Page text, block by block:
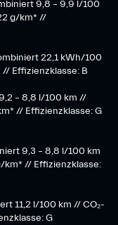
9,8 – 9,9 l/100
g/km* //
22,1 kWh/100
Effizienzklasse: B
– 8,8 l/100 km //
// Effizienzklasse: G
9,3 – 8,8 l/100 km
km* // Effizienzklasse:
11,2 l/100 km // CO₂-
G